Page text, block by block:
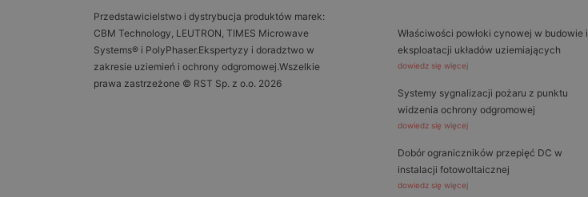
Przedstawicielstwo i dystrybucja produktów marek:
CBM Technology, LEUTRON, TIMES Microwave
Systems® i PolyPhaser.Ekspertyzy i doradztwo w
zakresie uziemień i ochrony odgromowej.Wszelkie
prawa zastrzeżone © RST Sp. z o.o. 2026
Właściwości powłoki cynowej w budowie i
eksploatacji układów uziemiających
dowiedz się więcej
Systemy sygnalizacji pożaru z punktu
widzenia ochrony odgromowej
dowiedz się więcej
Dobór ograniczników przepięć DC w
instalacji fotowoltaicznej
dowiedz się więcej